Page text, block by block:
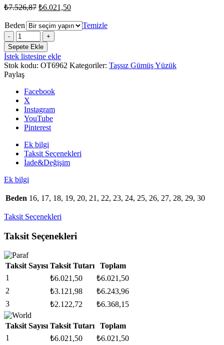
₺7.526,87 Orijinal
₺7.526,87.
₺6.021,50Şu
fiyat:
Beden
Temizle
Hiç
Yazılı
Yüzük
Erkek
Yüzük
Erkek
Gümüş
Yüzük
adet
Sepete Ekle
İstek listesine ekle
Stok kodu: OT6962 Kategoriler: Taşsız Gümüş Yüzük
Paylaş
Facebook
X
Instagram
YouTube
Pinterest
Ek bilgi
Taksit Seçenekleri
İade&Değişim
Ek bilgi
Beden 16, 17, 18, 19, 20, 21, 22, 23, 24, 25, 26, 27, 28, 29, 30
Taksit Seçenekleri
Taksit Seçenekleri
Taksit Sayısı Taksit Tutarı
Toplam
1
₺6.021,50 ₺6.021,50
2
₺3.121,98 ₺6.243,96
3
₺2.122,72 ₺6.368,15
Taksit Sayısı Taksit Tutarı
Toplam
1
₺6.021,50 ₺6.021,50